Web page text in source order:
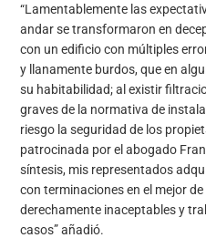
“Lamentablemente las
andar se transformaron en
con un edificio con múltiples
y llanamente burdos, que en
su habitabilidad; al existir
graves de la normativa de
riesgo la seguridad de los
patrocinada por el abogado
síntesis, mis representados
con terminaciones en el mejor
derechamente inaceptables y
casos” añadió.